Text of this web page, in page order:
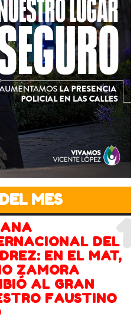
MES
1
DEL
EN EL MAT,
ZAMORA
AL GRAN
FAUSTINO